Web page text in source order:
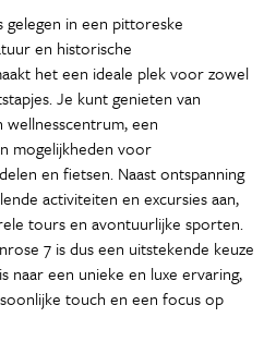
in een pittoreske
en historische
het een ideale plek voor zowel
Je kunt genieten van
een
mogelijkheden voor
en fietsen. Naast ontspanning
activiteiten en excursies aan,
tours en avontuurlijke sporten.
7 is dus een uitstekende keuze
naar een unieke en luxe ervaring,
touch en een focus op